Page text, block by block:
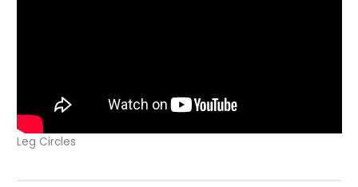
Leg Circles